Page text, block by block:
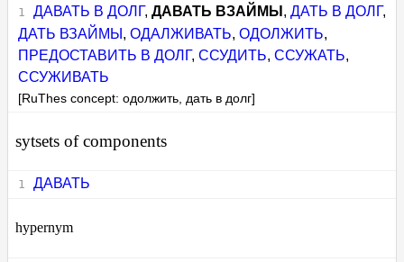
ДАВАТЬ В ДОЛГ, ДАВАТЬ ВЗАЙМЫ , ДАТЬ В ДОЛГ,
ДАТЬ ВЗАЙМЫ ,ОДАЛЖИВАТЬ,ОДОЛЖИТЬ,
ПРЕДОСТАВИТЬ В ДОЛГ,ССУДИТЬ,ССУЖАТЬ,
ССУЖИВАТЬ
[RuThes concept: одолжить, дать в долг]
sytsets of components
ДАВАТЬ
hypernym